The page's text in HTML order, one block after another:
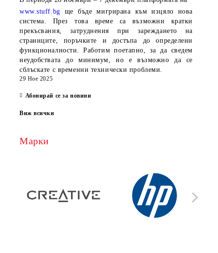
www.stuff.bg ще бъде мигрирана към изцяло нова
система. През това време са възможни кратки
прекъсвания, затруднения при зареждането на
страниците, поръчките и достъпа до определени
функционалности. Работим поетапно, за да сведем
неудобствата до минимум, но е възможно да се
сблъскате с временни технически проблеми.
29 Ное 2025
Абонирай се за новини
Виж всички
Марки